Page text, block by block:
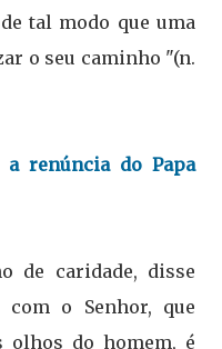
tal modo que uma
o seu caminho "(n.
renúncia do Papa
de caridade, disse
o Senhor, que
olhos do homem, é